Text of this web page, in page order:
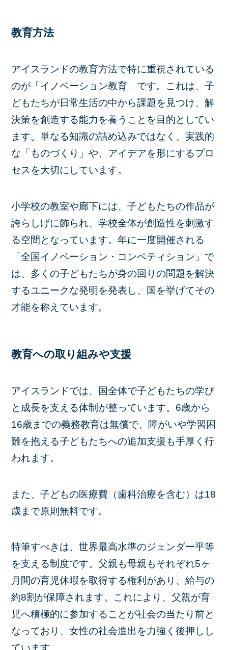
教育方法
アイスランドの教育方法で特に重視されている
のが「イノベーション教育」です。これは、子
どもたちが日常生活の中から課題を見つけ、解
決策を創造する能力を養うことを目的としてい
ます。単なる知識の詰め込みではなく、実践的
な「ものづくり」や、アイデアを形にするプロ
セスを大切にしています。
小学校の教室や廊下には、子どもたちの作品が
誇らしげに飾られ、学校全体が創造性を刺激す
る空間となっています。年に一度開催される
「全国イノベーション・コンペティション」で
は、多くの子どもたちが身の回りの問題を解決
するユニークな発明を発表し、国を挙げてその
才能を称えています。
教育への取り組みや支援
アイスランドでは、国全体で子どもたちの学び
と成長を支える体制が整っています。6歳から
16歳までの義務教育は無償で、障がいや学習困
難を抱える子どもたちへの追加支援も手厚く行
われます。
また、子どもの医療費（歯科治療を含む）は18
歳まで原則無料です。
特筆すべきは、世界最高水準のジェンダー平等
を支える制度です。父親も母親もそれぞれ5ヶ
月間の育児休暇を取得する権利があり、給与の
約8割が保障されます。これにより、父親が育
児へ積極的に参加することが社会の当たり前と
なっており、女性の社会進出を力強く後押しし
ています。